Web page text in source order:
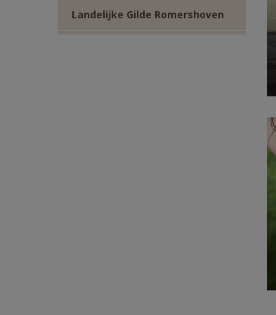
Landelijke Gilde Romershoven